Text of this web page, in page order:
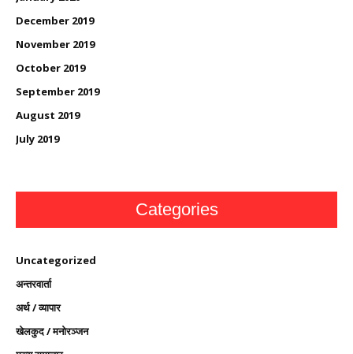
December 2019
November 2019
October 2019
September 2019
August 2019
July 2019
Categories
Uncategorized
अन्तरवार्ता
अर्थ / व्यापार
खेलकुद / मनोरञ्जन